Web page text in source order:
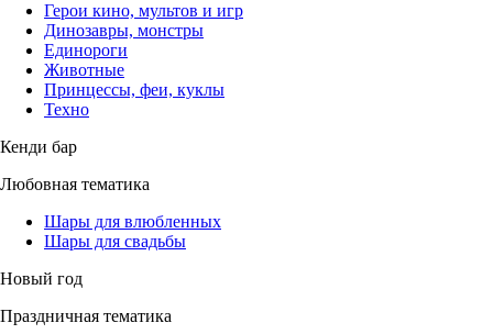
Герои кино, мультов и игр
Динозавры, монстры
Единороги
Животные
Принцессы, феи, куклы
Техно
Кенди бар
Любовная тематика
Шары для влюбленных
Шары для свадьбы
Новый год
Праздничная тематика